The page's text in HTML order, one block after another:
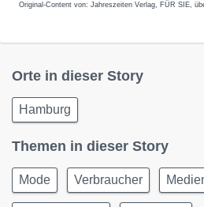
Original-Content von: Jahreszeiten Verlag, FÜR SIE,
Orte in dieser Story
Hamburg
Themen in dieser Story
Mode Verbraucher